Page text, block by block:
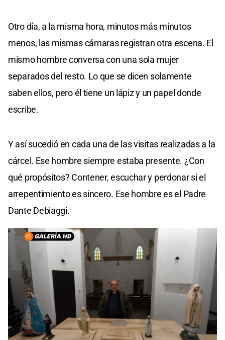
Otro día, a la misma hora, minutos más minutos
menos, las mismas cámaras registran otra escena. El
mismo hombre conversa con una sola mujer
separados del resto. Lo que se dicen solamente
saben ellos, pero él tiene un lápiz y un papel donde
escribe.
Y así sucedió en cada una de las visitas realizadas a la
cárcel. Ese hombre siempre estaba presente. ¿Con
qué propósitos? Contener, escuchar y perdonar si el
arrepentimiento es sincero. Ese hombre es el Padre
Dante Debiaggi.